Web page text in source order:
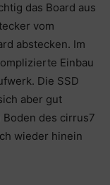
das Board aus
vom
abstecken. Im
Einbau
Die SSD
aber gut
des cirrus7
wieder hinein